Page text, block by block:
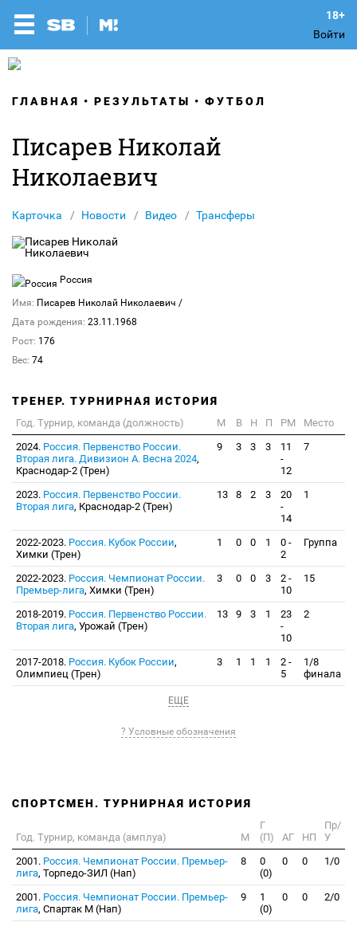
Войти
ГЛАВНАЯ РЕЗУЛЬТАТЫ ФУТБОЛ
Писарев Николай
Николаевич
Карточка Новости Видео Трансферы
Россия
Имя: Писарев Николай Николаевич /
Дата рождения: 23.11.1968
Рост: 176
Вес: 74
ТРЕНЕР. ТУРНИРНАЯ ИСТОРИЯ
Год. Турнир, команда (должность) М В Н П РМ
Место
2024. Россия. Первенство России.
Вторая лига. Дивизион А. Весна 2024,
Краснодар-2 (Трен)
9 3 3 3
11
-
12
7
2023. Россия. Первенство России.
Вторая лига, Краснодар-2 (Трен)
13 8 2 3
20
-
14
1
2022-2023. Россия. Кубок России,
Химки (Трен)
1 0 0 1
0 -
2
Группа
2022-2023. Россия. Чемпионат России.
Премьер-лига, Химки (Трен)
3 0 0 3
2 -
10
15
2018-2019. Россия. Первенство России.
Вторая лига, Урожай (Трен)
13 9 3 1
23
-
10
2
2017-2018. Россия. Кубок России,
Олимпиец (Трен)
3 1 1 1
2 -
5
1/8
финала
ЕЩЕ
? Условные обозначения
СПОРТСМЕН. ТУРНИРНАЯ ИСТОРИЯ
Год. Турнир, команда (амплуа) М
Г
(П)
АГ НП
Пр/
У
2001. Россия. Чемпионат России. Премьер-
лига, Торпедо-ЗИЛ (Нап)
8
0
(0)
0 0 1/0
2001. Россия. Чемпионат России. Премьер-
лига, Спартак М (Нап)
9
1
(0)
0 0 2/0